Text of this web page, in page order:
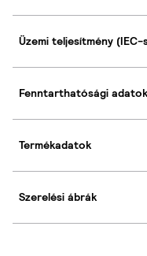
Üzemi teljesítmény
Fenntarthatósági adatok
Termékadatok
Szerelési ábrák